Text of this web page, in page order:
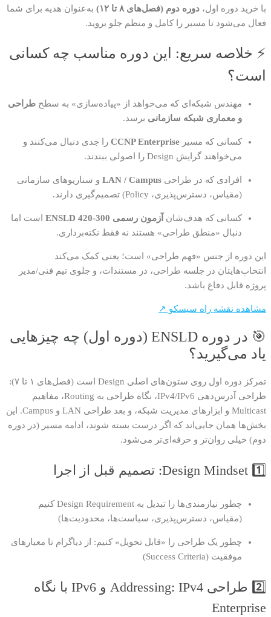
با خرید دوره اول، دوره دوم (فصل‌های ۸ تا ۱۲)
به‌عنوان هدیه برای شما
فعال می‌شود تا مسیر را کامل و منظم جلو بروید.
⚡ خلاصه سریع: این دوره مناسب چه کسانی
است؟
مهندس شبکه‌ای که می‌خواهد از «پیاده‌سازی» به سطح طراحی
و معماری شبکه سازمانی برسد.
کسانی که مسیر CCNP Enterprise را جدی دنبال می‌کنند و
می‌خواهند گرایش Design را اصولی ببندند.
افرادی که در طراحی LAN / Campus و سناریوهای سازمانی
(مقیاس، دسترس‌پذیری، Policy) تصمیم‌گیری دارند.
کسانی که هدف‌شان آزمون رسمی 300-420 ENSLD
است اما
دنبال «منطق طراحی» هستند نه فقط نکته‌برداری.
این دوره از جنس «فهم طراحی» است؛ یعنی کمک می‌کند
انتخاب‌هایتان در جلسه طراحی، در مستندات، و جلوی تیم فنی/مدیر
پروژه قابل دفاع باشد.
مشاهده نقشه راه سیسکو ↗
🎯 در دوره ENSLD (دوره اول) چه چیزهایی
یاد می‌گیرید؟
تمرکز دوره اول روی ستون‌های اصلی Design است (فصل‌های ۱ تا ۷):
طراحی آدرس‌دهی IPv4/IPv6، نگاه طراحی به Routing، مفاهیم
Multicast و ابزارهای مدیریت شبکه، و بعد طراحی LAN و Campus. این
بخش‌ها همان جایی‌اند که اگر درست بسته شوند، ادامه مسیر (در دوره
دوم) خیلی روان‌تر و حرفه‌ای‌تر می‌شود.
1️⃣ Design Mindset: تصمیم قبل از اجرا
چطور نیازمندی‌ها را تبدیل به Design Requirement کنیم
(مقیاس، دسترس‌پذیری، سیاست‌ها، محدودیت‌ها)
چطور یک طراحی را «قابل تحویل» کنیم: از دیاگرام تا معیارهای
موفقیت (Success Criteria)
2️⃣ طراحی Addressing: IPv4 و IPv6 با نگاه
Enterprise